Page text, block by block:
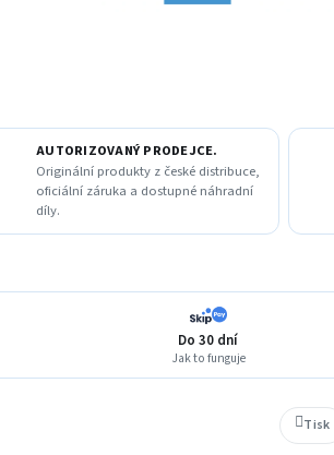
AUTORIZOVANÝ PRODEJCE.
Originální produkty z české distribuce,
oficiální záruka a dostupné náhradní
díly.
Do 30 dní
Jak to funguje
Tisk